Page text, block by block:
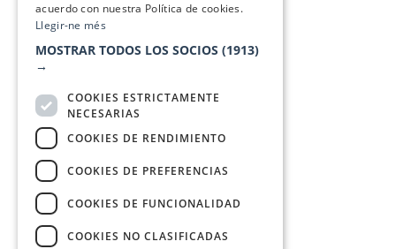
acuerdo con nuestra Política de cookies.
Llegir-ne més
MOSTRAR TODOS LOS SOCIOS (1913)
→
COOKIES ESTRICTAMENTE
NECESARIAS
COOKIES DE RENDIMIENTO
COOKIES DE PREFERENCIAS
COOKIES DE FUNCIONALIDAD
COOKIES NO CLASIFICADAS